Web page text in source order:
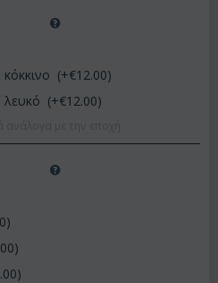
(+€12.00)
λευκό (+€12.00)
)
)
)